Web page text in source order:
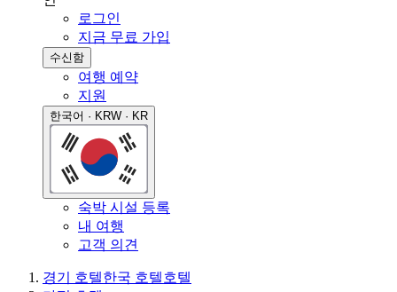
로그인
지금 무료 가입
수신함
여행 예약
지원
한국어 · KRW · KR
숙박 시설 등록
내 여행
고객 의견
경기 호텔한국 호텔호텔